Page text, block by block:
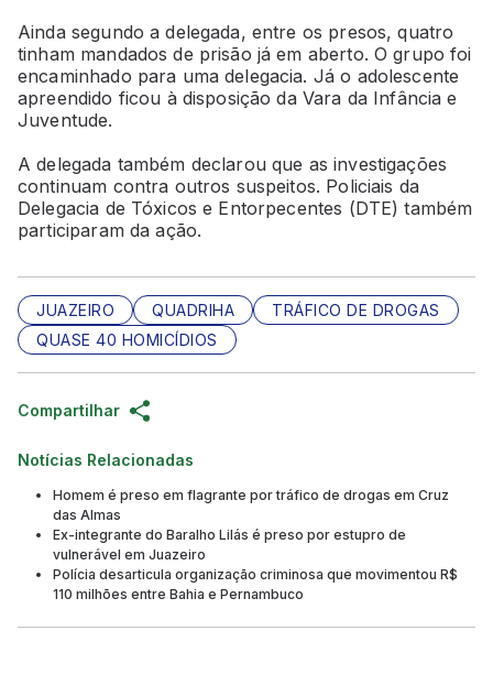
Ainda segundo a delegada, entre os presos, quatro
tinham mandados de prisão já em aberto. O grupo foi
encaminhado para uma delegacia. Já o adolescente
apreendido ficou à disposição da Vara da Infância e
Juventude.
A delegada também declarou que as investigações
continuam contra outros suspeitos. Policiais da
Delegacia de Tóxicos e Entorpecentes (DTE) também
participaram da ação.
JUAZEIRO QUADRIHA
TRÁFICO DE DROGAS
QUASE 40 HOMICÍDIOS
Compartilhar
Notícias Relacionadas
Homem é preso em flagrante por tráfico de drogas em Cruz
das Almas
Ex-integrante do Baralho Lilás é preso por estupro de
vulnerável em Juazeiro
Polícia desarticula organização criminosa que movimentou R$
110 milhões entre Bahia e Pernambuco